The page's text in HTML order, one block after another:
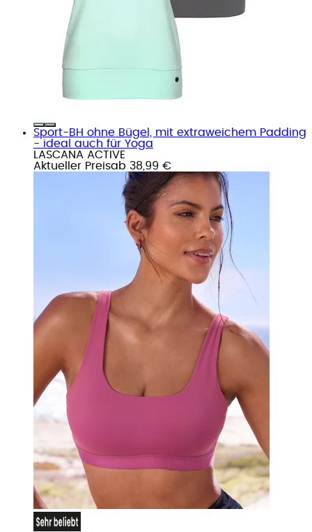
Sport-BH ohne Bügel, mit extraweichem Padding
- ideal auch für Yoga
LASCANA ACTIVE
Aktueller Preisab 38,99 €